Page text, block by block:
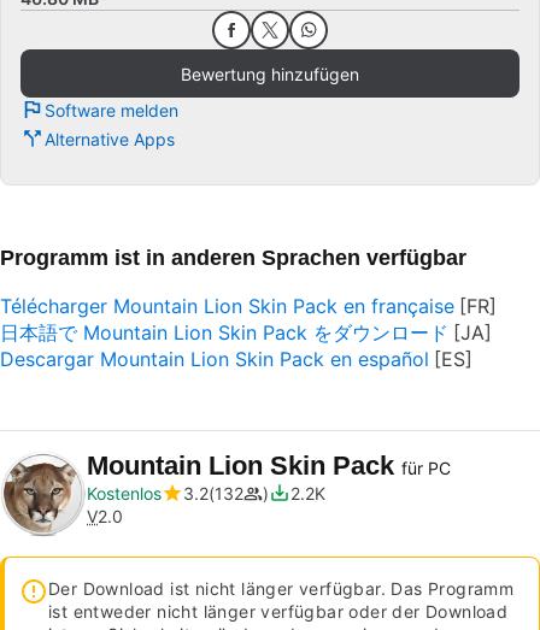
Bewertung hinzufügen
Software melden
Alternative Apps
Programm ist in anderen Sprachen verfügbar
Télécharger Mountain Lion Skin Pack en française
日本語で Mountain Lion Skin Pack をダウンロード
Descargar Mountain Lion Skin Pack en español
Mountain Lion Skin Pack für PC
Kostenlos
3.2 132
2.2K
V2.0
Der Download ist nicht länger verfügbar. Das Programm
ist entweder nicht länger verfügbar oder der Download